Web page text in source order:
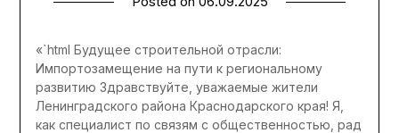
«`html Будущее строительной отрасли:
Импортозамещение на пути к региональному
развитию Здравствуйте, уважаемые жители
Ленинградского района Краснодарского края! Я,
как специалист по связям с общественностью, рад